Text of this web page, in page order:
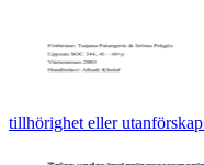
tillhörighet eller